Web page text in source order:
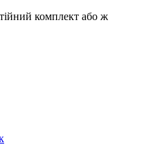
комплект або ж